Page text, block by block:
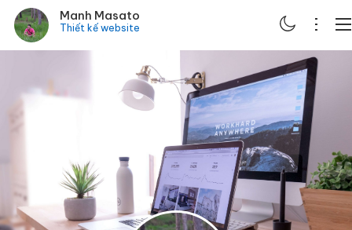
Manh Masato
Thiết kế website
PORTFOLIO
CONTACT